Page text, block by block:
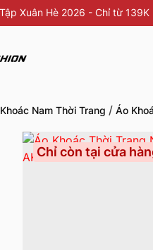
Xuân Hè 2026 - Chỉ từ 139K
Nam Thời Trang / Áo
Chỉ còn tại cửa